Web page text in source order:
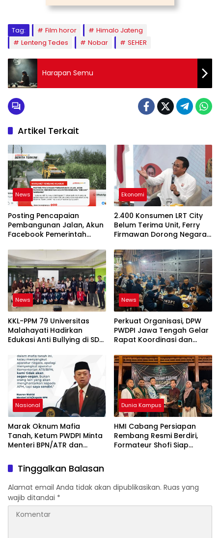
Tag: Film horor
Himalo Jateng
Lenteng Tedes
Nobar SEHER
Harapan Semu
Artikel Terkait
News
Posting Pencapaian
Pembangunan Jalan, Akun
Facebook Pemerintah
“Dirujak” Warganet
Ekonomi
2.400 Konsumen LRT City
Belum Terima Unit, Ferry
Firmawan Dorong Negara
Konsumen Terlindungi
News
KKL-PPM 79 Universitas
Malahayati Hadirkan
Edukasi Anti Bullying di SD
Metero
News
Perkuat Organisasi, DPW
PWDPI Jawa Tengah Gelar
Rapat Koordinasi dan
Pelantikan Pengurus Baru
Nasional
Marak Oknum Mafia
Tanah, Ketum PWDPI Minta
Menteri BPN/ATR dan
Karimun Kepri
Dunia Kampus
HMI Cabang Persiapan
Rembang Resmi Berdiri,
Formateur Shofi Siap
Tinggalkan Balasan
Alamat email Anda tidak akan dipublikasikan. Ruas yang
wajib ditandai *